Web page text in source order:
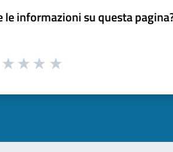
le informazioni su questa